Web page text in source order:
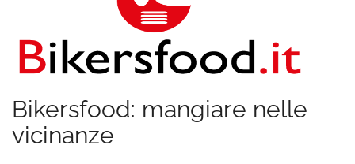
Bikersfood: mangiare nelle
vicinanze